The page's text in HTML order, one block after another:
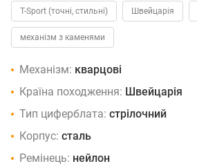
T-Sport (точні, стильні) Швейцарія
механізм з каменями
Механізм: кварцові
Країна походження: Швейцарія
Тип циферблата: стрілочний
Корпус: сталь
Ремінець: нейлон